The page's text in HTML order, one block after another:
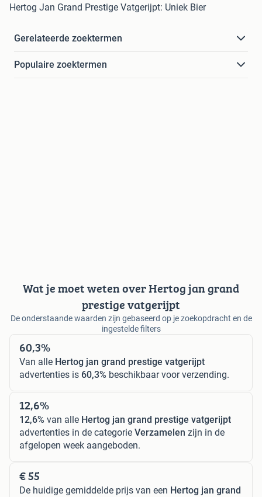
Hertog Jan Grand Prestige Vatgerijpt: Uniek Bier
Gerelateerde zoektermen
Populaire zoektermen
Wat je moet weten over Hertog jan grand
prestige vatgerijpt
De onderstaande waarden zijn gebaseerd op je zoekopdracht en de
ingestelde filters
60,3%
Van alle Hertog jan grand prestige vatgerijpt
advertenties is 60,3% beschikbaar voor verzending.
12,6%
12,6% van alle Hertog jan grand prestige vatgerijpt
advertenties in de categorie Verzamelen zijn in de
afgelopen week aangeboden.
€ 55
De huidige gemiddelde prijs van een Hertog jan grand